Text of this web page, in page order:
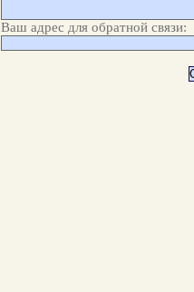
Ваш адрес для обратной связи: